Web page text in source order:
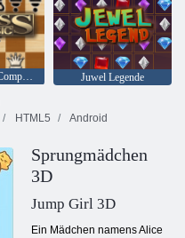
Schach gegen Computer
Juwel Legende
HTML5 Android
Sprungmädchen
3D
Jump Girl 3D
Ein Mädchen namens Alice